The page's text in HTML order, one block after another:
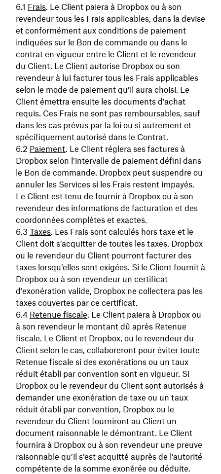
Frais. Le Client paiera à Dropbox ou à son
revendeur tous les Frais applicables, dans la devise
et conformément aux conditions de paiement
indiquées sur le Bon de commande ou dans le
contrat en vigueur entre le Client et le revendeur
du Client. Le Client autorise Dropbox ou son
revendeur à lui facturer tous les Frais applicables
selon le mode de paiement qu’il aura choisi. Le
Client émettra ensuite les documents d’achat
requis. Ces Frais ne sont pas remboursables, sauf
dans les cas prévus par la loi ou si autrement et
spécifiquement autorisé dans le Contrat.
Paiement. Le Client réglera ses factures à
Dropbox selon l’intervalle de paiement défini dans
le Bon de commande. Dropbox peut suspendre ou
annuler les Services si les Frais restent impayés.
Le Client est tenu de fournir à Dropbox ou à son
revendeur des informations de facturation et des
coordonnées complètes et exactes.
Taxes. Les Frais sont calculés hors taxe et le
Client doit s’acquitter de toutes les taxes. Dropbox
ou le revendeur du Client pourront facturer des
taxes lorsqu’elles sont exigées. Si le Client fournit à
Dropbox ou à son revendeur un certificat
d’exonération valide, Dropbox ne collectera pas les
taxes couvertes par ce certificat.
Retenue fiscale. Le Client paiera à Dropbox ou
à son revendeur le montant dû après Retenue
fiscale. Le Client et Dropbox, ou le revendeur du
Client selon le cas, collaboreront pour éviter toute
Retenue fiscale si des exonérations ou un taux
réduit établi par convention sont en vigueur. Si
Dropbox ou le revendeur du Client sont autorisés à
demander une exonération de taxe ou un taux
réduit établi par convention, Dropbox ou le
revendeur du Client fourniront au Client un
document raisonnable le démontrant. Le Client
fournira à Dropbox ou à son revendeur une preuve
raisonnable qu’il s’est acquitté auprès de l’autorité
compétente de la somme exonérée ou déduite.